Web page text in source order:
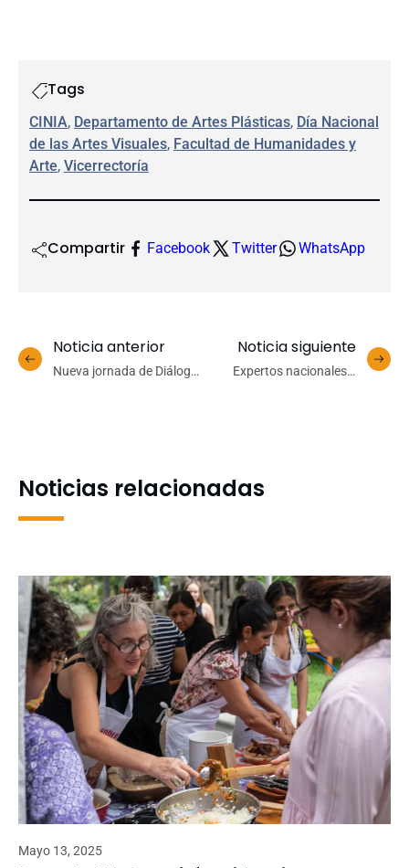
Tags
CINIA, Departamento de Artes Plásticas, Día Nacional
de las Artes Visuales, Facultad de Humanidades y
Arte, Vicerrectoría
Compartir Facebook Twitter WhatsApp
Noticia anterior
Nueva jornada de Diálogos
Noticia siguiente
Expertos nacionales y
Noticias relacionadas
Mayo 13, 2025